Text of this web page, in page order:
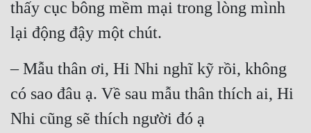
thấy cục bông mềm mại trong lòng mình
lại động đậy một chút.
– Mẫu thân ơi, Hi Nhi nghĩ kỹ rồi, không
có sao đâu ạ. Về sau mẫu thân thích ai, Hi
Nhi cũng sẽ thích người đó ạ